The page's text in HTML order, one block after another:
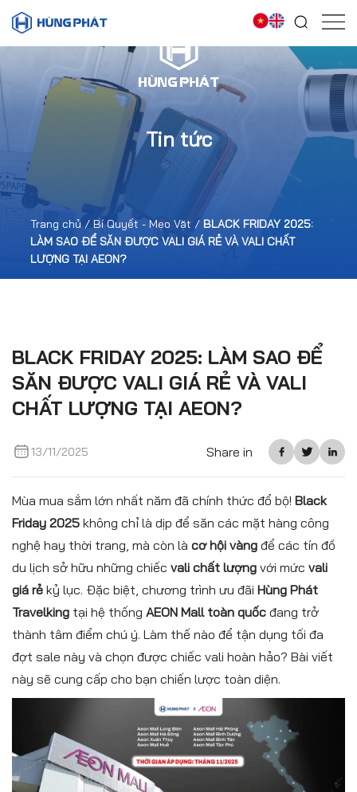
Tin tức
Trang chủ / Bí Quyết - Mẹo Vặt / BLACK FRIDAY 2025:
LÀM SAO ĐỂ SĂN ĐƯỢC VALI GIÁ RẺ VÀ VALI CHẤT
LƯỢNG TẠI AEON?
BLACK FRIDAY 2025: LÀM SAO ĐỂ
SĂN ĐƯỢC VALI GIÁ RẺ VÀ VALI
CHẤT LƯỢNG TẠI AEON?
13/11/2025 Share in
Mùa mua sắm lớn nhất năm đã chính thức đổ bộ! Black
Friday 2025 không chỉ là dịp để săn các mặt hàng công
nghệ hay thời trang, mà còn là cơ hội vàng để các tín đồ
du lịch sở hữu những chiếc vali chất lượng với mức vali
giá rẻ kỷ lục. Đặc biệt, chương trình ưu đãi Hùng Phát
Travelking tại hệ thống AEON Mall toàn quốc đang trở
thành tâm điểm chú ý. Làm thế nào để tận dụng tối đa
đợt sale này và chọn được chiếc vali hoàn hảo? Bài viết
này sẽ cung cấp cho bạn chiến lược toàn diện.